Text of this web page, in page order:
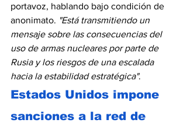
portavoz, hablando bajo condición de
anonimato. "Está transmitiendo un
mensaje sobre las consecuencias del
uso de armas nucleares por parte de
Rusia y los riesgos de una escalada
hacia la estabilidad estratégica".
Estados Unidos impone
sanciones a la red de